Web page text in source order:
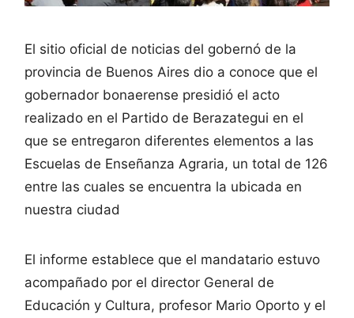
El sitio oficial de noticias del gobernó de la
provincia de Buenos Aires dio a conoce que el
gobernador bonaerense presidió el acto
realizado en el Partido de Berazategui en el
que se entregaron diferentes elementos a las
Escuelas de Enseñanza Agraria, un total de 126
entre las cuales se encuentra la ubicada en
nuestra ciudad
El informe establece que el mandatario estuvo
acompañado por el director General de
Educación y Cultura, profesor Mario Oporto y el